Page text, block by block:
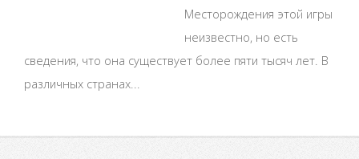
Месторождения этой игры
неизвестно, но есть
сведения, что она существует более пяти тысяч лет. В
различных странах...